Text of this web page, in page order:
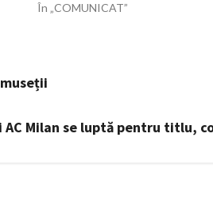
În „COMUNICAT”
AC Milan se luptă pentru titlu,